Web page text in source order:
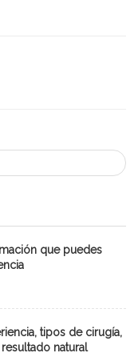
que puedes
tipos de cirugía,
natural